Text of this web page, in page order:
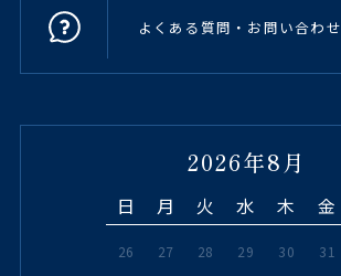
よくある質問・お問い合わせ
2026年8月
日 月 火 水 木 金
26 27 28 29 30 31